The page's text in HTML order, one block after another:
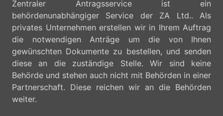
Zentraler Antragsservice ist ein
behördenunabhängiger Service der ZA Ltd.. Als
privates Unternehmen erstellen wir in Ihrem Auftrag
die notwendigen Anträge um die von Ihnen
gewünschten Dokumente zu bestellen, und senden
diese an die zuständige Stelle. Wir sind keine
Behörde und stehen auch nicht mit Behörden in einer
Partnerschaft. Diese reichen wir an die Behörden
weiter.